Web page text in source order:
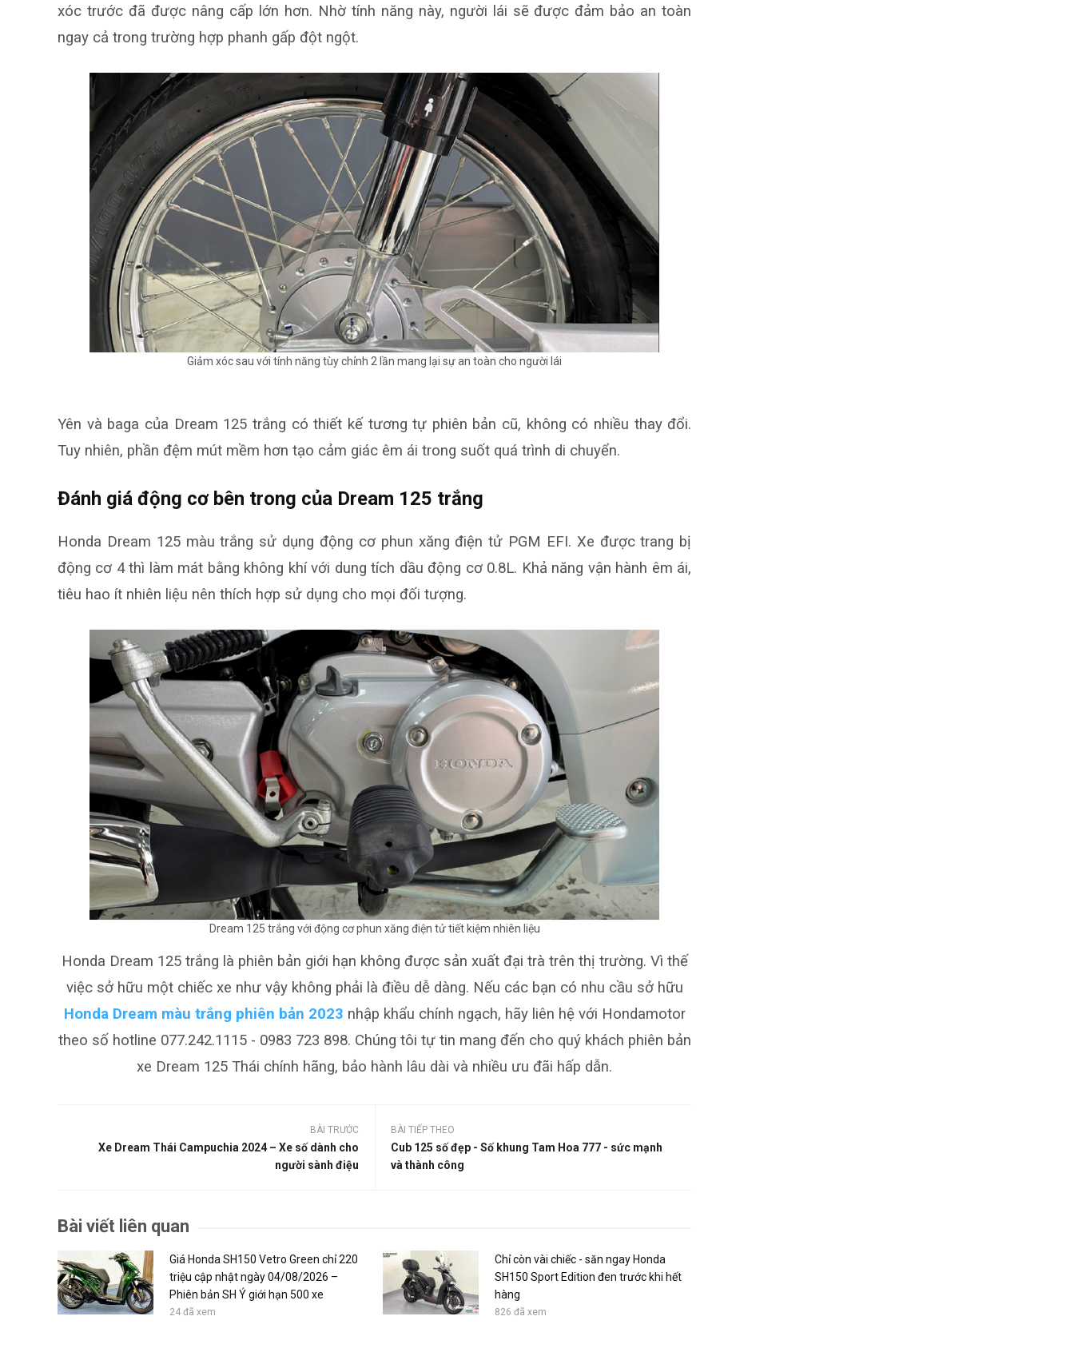
xóc trước đã được nâng cấp lớn hơn. Nhờ tính năng này, người lái sẽ được đảm bảo an toàn
ngay cả trong trường hợp phanh gấp đột ngột.
Giảm xóc sau với tính năng tùy chỉnh 2 lần mang lại sự an toàn cho người lái
Yên và baga của Dream 125 trắng có thiết kế tương tự phiên bản cũ, không có nhiều thay đổi.
Tuy nhiên, phần đệm mút mềm hơn tạo cảm giác êm ái trong suốt quá trình di chuyển.
Đánh giá động cơ bên trong của Dream 125 trắng
Honda Dream 125 màu trắng sử dụng động cơ phun xăng điện tử PGM EFI. Xe được trang bị
động cơ 4 thì làm mát bằng không khí với dung tích dầu động cơ 0.8L. Khả năng vận hành êm ái,
tiêu hao ít nhiên liệu nên thích hợp sử dụng cho mọi đối tượng.
Dream 125 trắng với động cơ phun xăng điện tử tiết kiệm nhiên liệu
Honda Dream 125 trắng là phiên bản giới hạn không được sản xuất đại trà trên thị trường. Vì thế
việc sở hữu một chiếc xe như vậy không phải là điều dễ dàng. Nếu các bạn có nhu cầu sở hữu
Honda Dream màu trắng phiên bản 2023 nhập khẩu chính ngạch, hãy liên hệ với Hondamotor
theo số hotline 077.242.1115 - 0983 723 898. Chúng tôi tự tin mang đến cho quý khách phiên bản
xe Dream 125 Thái chính hãng, bảo hành lâu dài và nhiều ưu đãi hấp dẫn.
BÀI TRƯỚC
Xe Dream Thái Campuchia 2024 – Xe số dành cho
người sành điệu
BÀI TIẾP THEO
Cub 125 số đẹp - Số khung Tam Hoa 777 - sức mạnh
và thành công
Bài viết liên quan
Giá Honda SH150 Vetro Green chỉ 220
triệu cập nhật ngày 04/08/2026 –
Phiên bản SH Ý giới hạn 500 xe
24 đã xem
Chỉ còn vài chiếc - săn ngay Honda
SH150 Sport Edition đen trước khi hết
hàng
826 đã xem